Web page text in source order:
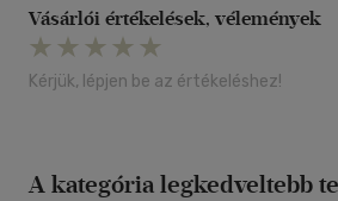
Vásárlói értékelések, vélemények
Kérjük, lépjen be az értékeléshez!
A kategória legkedveltebb